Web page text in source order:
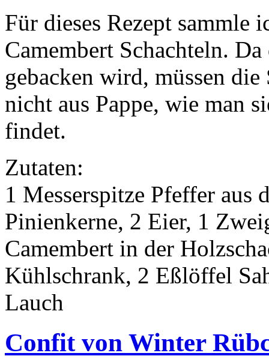
Für dieses Rezept sammle
Camembert Schachteln.
gebacken wird, müssen
nicht aus Pappe, wie man
findet.
Zutaten:
1 Messerspitze Pfeffer
Pinienkerne, 2 Eier, 1
Camembert in der
Kühlschrank, 2 Eßlöffel
Lauch
Confit von Winter